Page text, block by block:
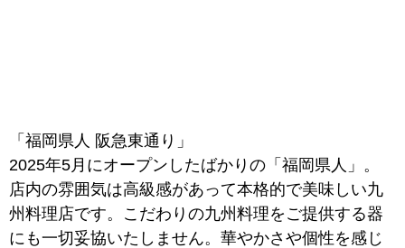
「福岡県人 阪急東通り」
2025年5月にオープンしたばかりの「福岡県人」。
店内の雰囲気は高級感があって本格的で美味しい九
州料理店です。こだわりの九州料理をご提供する器
にも一切妥協いたしません。華やかさや個性を感じ